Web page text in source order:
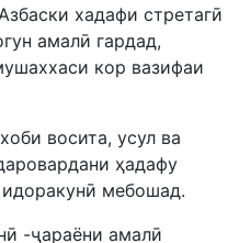
хадафи стретагӣ
амалӣ гардад,
кор вазифаи
восита, усул ва
ҳадафу
идоракунӣ мебошад.
-ҷараёни амалӣ